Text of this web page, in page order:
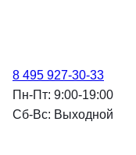
8 495 927-30-33
Пн-Пт: 9:00-19:00
Cб-Вс: Выходной